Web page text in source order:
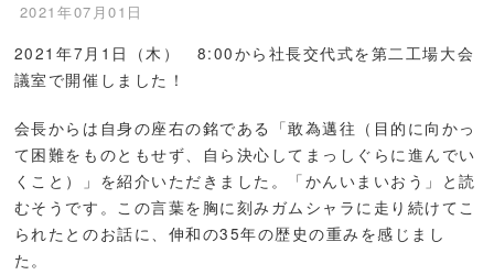
2021年07月01日
2021年7月1日（木） 8:00から社長交代式を第二工場大会
議室で開催しました！
会長からは自身の座右の銘である「敢為邁往（目的に向かっ
て困難をものともせず、自ら決心してまっしぐらに進んでい
くこと）」を紹介いただきました。「かんいまいおう」と読
むそうです。この言葉を胸に刻みガムシャラに走り続けてこ
られたとのお話に、伸和の35年の歴史の重みを感じまし
た。